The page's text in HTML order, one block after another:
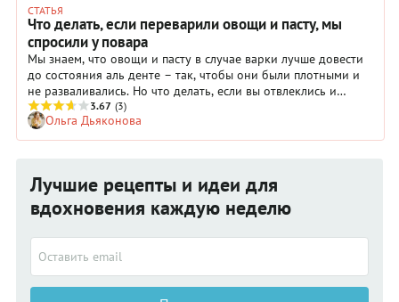
СТАТЬЯ
Что делать, если переварили овощи и пасту, мы
спросили у повара
Мы знаем, что овощи и пасту в случае варки лучше довести
до состояния аль денте – так, чтобы они были плотными и
не разваливались. Но что делать, если вы отвлеклись и
упустили момент, в который нужно вытаскивать овощи и
пасту из кипящей воды? Мы спросили у повара «Гастронома»
Алексея Карпова – и он дал несколько полезных советов.
3.67 (3)
Ольга Дьяконова
Лучшие рецепты и идеи для
вдохновения каждую неделю